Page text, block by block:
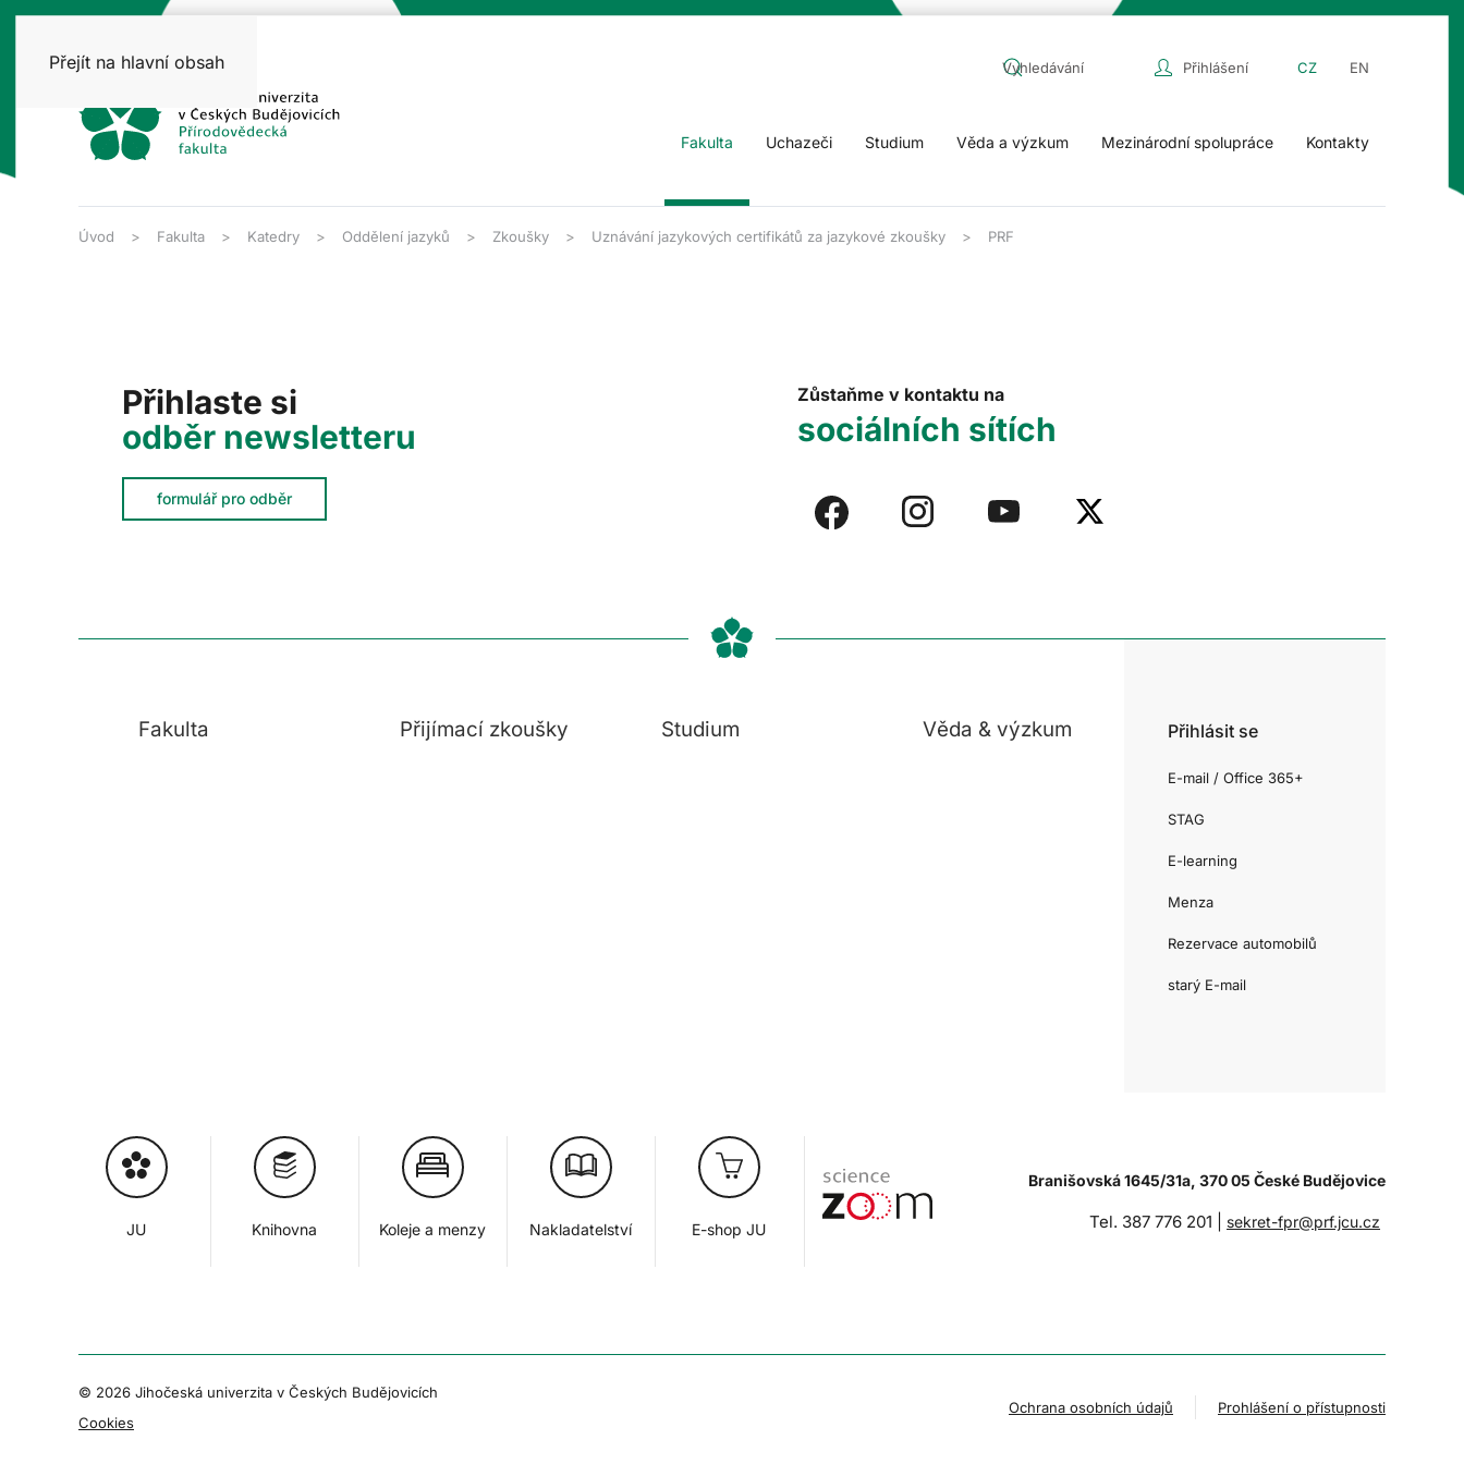
Přejít na hlavní obsah Přihlášení CZ EN
Fakulta Uchazeči Studium Věda a výzkum Mezinárodní spolupráce Kontakty
Úvod Fakulta Katedry Oddělení jazyků Zkoušky Uznávání jazykových certifikátů za jazykové zkoušky PRF
Přihlaste si
odběr newsletteru
formulář pro odběr
Zůstaňme v kontaktu na
sociálních sítích
Fakulta Přijímací zkoušky Studium Věda & výzkum Přihlásit se
E-mail / Office 365+
STAG
E-learning
Menza
Rezervace automobilů
starý E-mail
JU Knihovna Koleje a menzy Nakladatelství E-shop JU
Branišovská 1645/31a, 370 05 České Budějovice
Tel. 387 776 201 | sekret-fpr@prf.jcu.cz
© 2026 Jihočeská univerzita v Českých Budějovicích
Cookies
Ochrana osobních údajů Prohlášení o přístupnosti